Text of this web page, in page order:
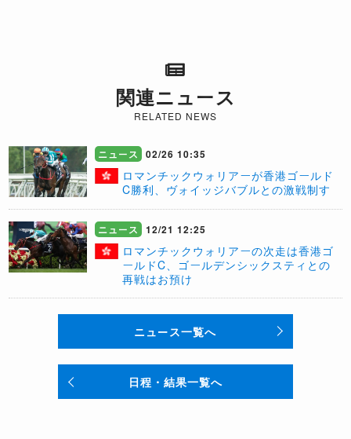
関連ニュース
RELATED NEWS
ニュース 02/26 10:35
ロマンチックウォリアーが香港ゴールド
C勝利、ヴォイッジバブルとの激戦制す
ニュース 12/21 12:25
​ロマンチックウォリアーの次走は香港ゴ
ールドC、ゴールデンシックスティとの
再戦はお預け
ニュース一覧へ
日程・結果一覧へ